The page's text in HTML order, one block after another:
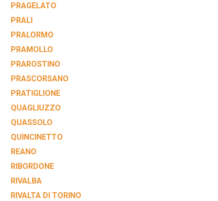
PRAGELATO
PRALI
PRALORMO
PRAMOLLO
PRAROSTINO
PRASCORSANO
PRATIGLIONE
QUAGLIUZZO
QUASSOLO
QUINCINETTO
REANO
RIBORDONE
RIVALBA
RIVALTA DI TORINO